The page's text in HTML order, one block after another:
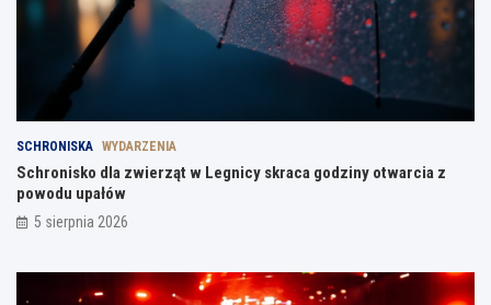
SCHRONISKA WYDARZENIA
Schronisko dla zwierząt w Legnicy skraca godziny otwarcia z
powodu upałów
5 sierpnia 2026